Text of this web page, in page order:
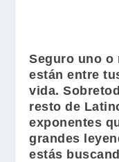
Seguro uno o
están entre
vida.
resto de
exponentes
grandes
estás